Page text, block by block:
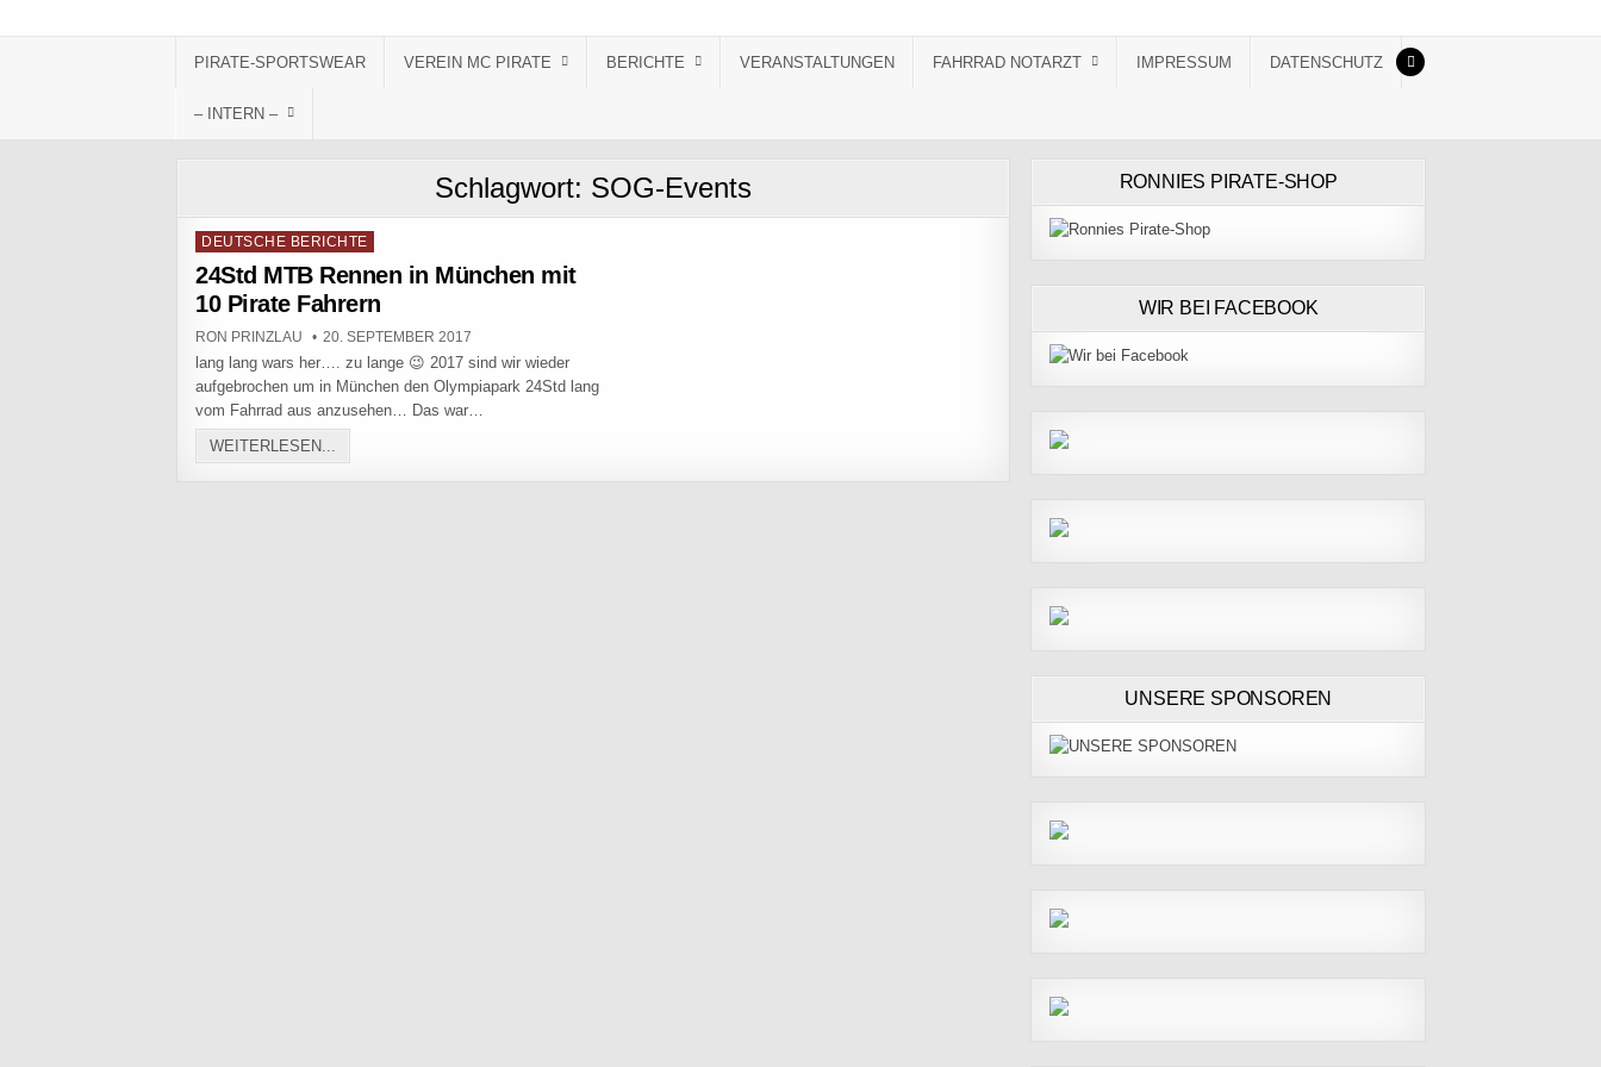
PIRATE-SPORTSWEAR VEREIN MC PIRATE BERICHTE VERANSTALTUNGEN FAHRRAD NOTARZT IMPRESSUM DATENSCHUTZ
– INTERN –
Schlagwort: SOG-Events
Posted in
DEUTSCHE BERICHTE
24Std MTB Rennen in München mit
10 Pirate Fahrern
AUTHOR:
RON PRINZLAU PUBLISHED DATE:
20. SEPTEMBER 2017
lang lang wars her…. zu lange 😉 2017 sind wir wieder
aufgebrochen um in München den Olympiapark 24Std lang
vom Fahrrad aus anzusehen… Das war…
WEITERLESEN...
RONNIES PIRATE-SHOP
WIR BEI FACEBOOK
UNSERE SPONSOREN